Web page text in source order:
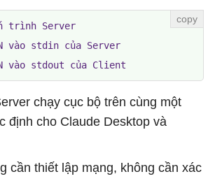
trình Server
vào stdin của Server
vào stdout của Client
chạy cục bộ trên cùng một
định cho Claude Desktop và
cần thiết lập mạng, không cần xác